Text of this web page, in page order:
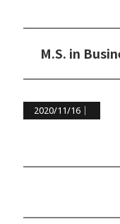
M.S. in
2020/11/16｜